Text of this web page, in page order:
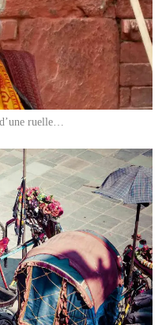
ruelle…